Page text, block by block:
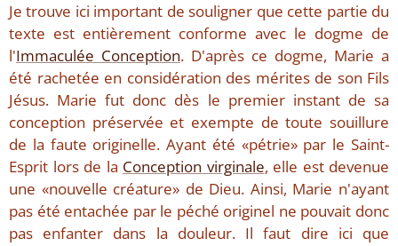
Je trouve ici important de souligner que cette partie du
texte est entièrement conforme avec le dogme de
l'Immaculée Conception. D'après ce dogme, Marie a
été rachetée en considération des mérites de son Fils
Jésus. Marie fut donc dès le premier instant de sa
conception préservée et exempte de toute souillure
de la faute originelle. Ayant été «pétrie» par le Saint-
Esprit lors de la Conception virginale, elle est devenue
une «nouvelle créature» de Dieu. Ainsi, Marie n'ayant
pas été entachée par le péché originel ne pouvait donc
pas enfanter dans la douleur. Il faut dire ici que